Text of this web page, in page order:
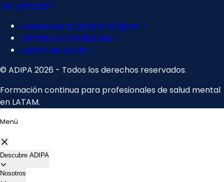
Menú
Descubre ADIPA
Nosotros